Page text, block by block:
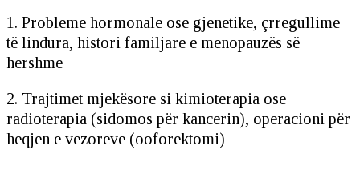
1. Probleme hormonale ose gjenetike, çrregullime
të lindura, histori familjare e menopauzës së
hershme
2. Trajtimet mjekësore si kimioterapia ose
radioterapia (sidomos për kancerin), operacioni për
heqjen e vezoreve (ooforektomi)